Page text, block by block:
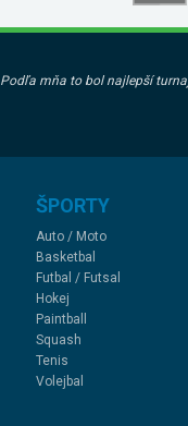
Podľa mňa to bol najlepší
ŠPORTY
Auto / Moto
Basketbal
Futbal / Futsal
Hokej
Paintball
Squash
Tenis
Volejbal